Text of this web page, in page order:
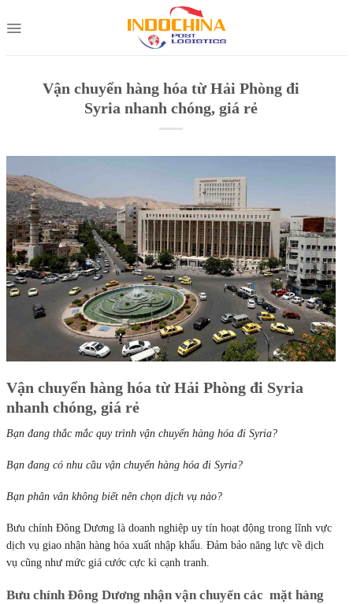
to
Vận chuyển hàng hóa từ Hải Phòng đi
Syria nhanh chóng, giá rẻ
Vận chuyển hàng hóa từ Hải Phòng đi Syria
nhanh chóng, giá rẻ
Bạn đang thắc mắc quy trình vận chuyển hàng hóa đi Syria?
Bạn đang có nhu cầu vận chuyển hàng hóa đi Syria?
Bạn phân vân không biết nên chọn dịch vụ nào?
Bưu chính Đông Dương là doanh nghiệp uy tín hoạt động trong lĩnh vực
dịch vụ giao nhận hàng hóa xuất nhập khẩu. Đảm bảo năng lực về dịch
vụ cũng như mức giá cước cực kì cạnh tranh.
Bưu chính Đông Dương nhận vận chuyển các mặt hàng